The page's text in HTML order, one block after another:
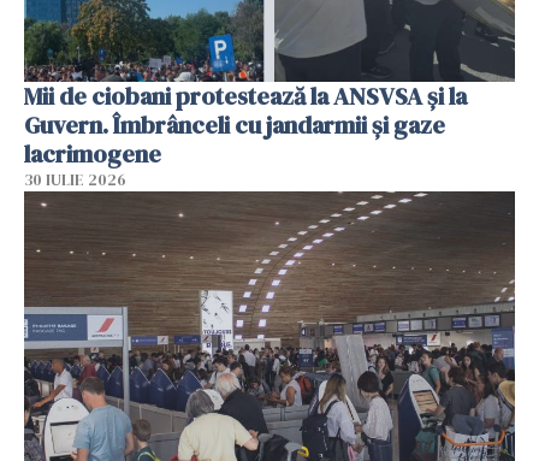
Mii de ciobani protestează la ANSVSA și la
Guvern. Îmbrânceli cu jandarmii și gaze
lacrimogene
30 IULIE 2026